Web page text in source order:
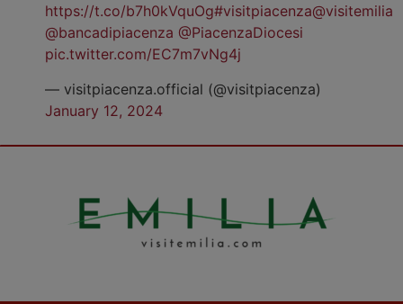
https://t.co/b7h0kVquOg#visitpiacenza@visitemilia
@bancadipiacenza @PiacenzaDiocesi
pic.twitter.com/EC7m7vNg4j
— visitpiacenza.official (@visitpiacenza)
January 12, 2024